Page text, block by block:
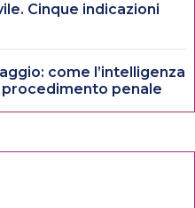
Cinque indicazioni
come l’intelligenza
penale